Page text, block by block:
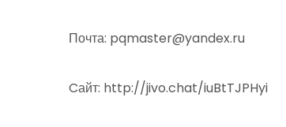
Почта: pqmaster@yandex.ru
Cайт: http://jivo.chat/iuBtTJPHyi